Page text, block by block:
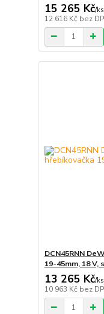
15 265 Kč/ks
12 616 Kč bez
DCN45RNN
19-45mm, 18
13 265 Kč/ks
10 963 Kč bez